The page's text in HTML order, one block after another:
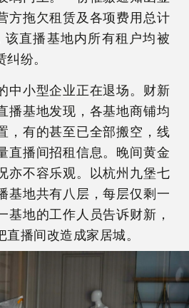
方拖欠租赁及各项费用总计
该直播基地内所有租户均被
纷。
中小型企业正在退场。财新
播基地发现，各基地商铺均
，有的甚至已全部搬空，线
直播间招租信息。晚间黄金
亦不容乐观。以杭州九堡七
基地共有八层，每层仅剩一
基地的工作人员告诉财新，
播间改造成家居城。